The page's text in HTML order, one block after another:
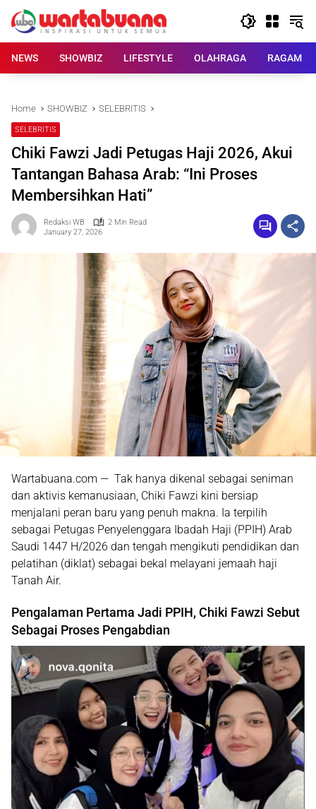
content
NEWS
SHOWBIZ LIFESTYLE OLAHRAGA RAGAM
Home SHOWBIZ SELEBRITIS
SELEBRITIS
Chiki Fawzi Jadi Petugas Haji 2026, Akui
Tantangan Bahasa Arab: “Ini Proses
Membersihkan Hati”
Redaksi WB
2 Min Read
January 27, 2026
Wartabuana.com — Tak hanya dikenal sebagai seniman
dan aktivis kemanusiaan, Chiki Fawzi kini bersiap
menjalani peran baru yang penuh makna. Ia terpilih
sebagai Petugas Penyelenggara Ibadah Haji (PPIH) Arab
Saudi 1447 H/2026 dan tengah mengikuti pendidikan dan
pelatihan (diklat) sebagai bekal melayani jemaah haji
Tanah Air.
Pengalaman Pertama Jadi PPIH, Chiki Fawzi Sebut
Sebagai Proses Pengabdian